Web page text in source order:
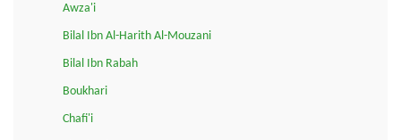
Awza'i
Bilal Ibn Al-Harith Al-Mouzani
Bilal Ibn Rabah
Boukhari
Chafi'i